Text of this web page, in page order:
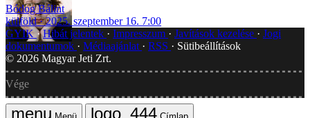
Bódog Bálint
külföld
2025. szeptember 16. 7:00
GYIK Hibát jelentek Impresszum Javítások kezelése
Jogi
dokumentumok
Médiaajánlat RSS
Sütibeállítások
© 2026 Magyar Jeti Zrt.
Vége